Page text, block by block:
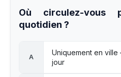
Où circulez-vous
quotidien ?
A
Uniquement en
jour